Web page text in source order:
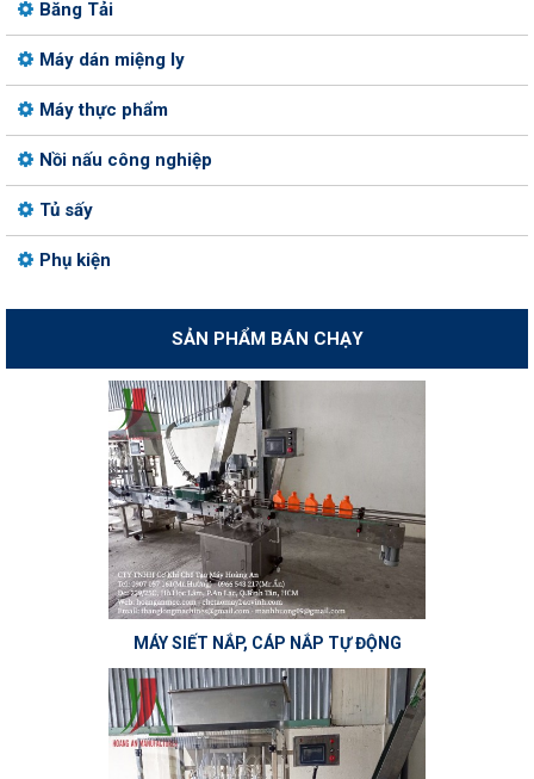
Băng Tải
Máy dán miệng ly
Máy thực phẩm
Nồi nấu công nghiệp
Tủ sấy
Phụ kiện
SẢN PHẨM BÁN CHẠY
MÁY SIẾT NẮP, CÁP NẮP TỰ ĐỘNG